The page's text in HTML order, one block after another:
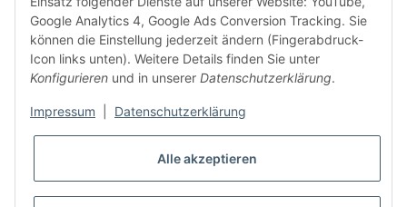
Google Analytics 4, Google Ads Conversion Tracking. Sie
können die Einstellung jederzeit ändern (Fingerabdruck-
Icon links unten). Weitere Details finden Sie unter
Konfigurieren und in unserer Datenschutzerklärung.
Impressum Datenschutzerklärung
Alle akzeptieren
Rote Rebsorten